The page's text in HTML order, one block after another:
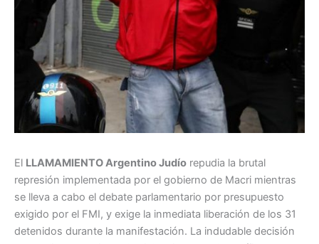
El LLAMAMIENTO Argentino Judío repudia la brutal
represión implementada por el gobierno de Macri mientras
se lleva a cabo el debate parlamentario por presupuesto
exigido por el FMI, y exige la inmediata liberación de los 31
detenidos durante la manifestación. La indudable decisión